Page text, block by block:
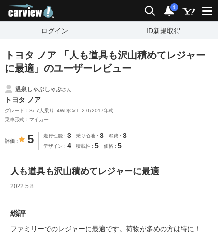
検索 通知
i
ログイン ID新規取得
トヨタ ノア 「人も道具も沢山積めてレジャー
に最適」のユーザーレビュー
温泉しゃぶしゃぶさん
トヨタ ノア
グレード：Si_7人乗り_4WD(CVT_2.0) 2017年式
乗車形式：マイカー
評価 5 走行性能 3 乗り心地 3 燃費 3
デザイン 4 積載性 5 価格 5
人も道具も沢山積めてレジャーに最適
2022.5.8
総評
ファミリーでのレジャーに最適です。荷物が多めの方は特に！